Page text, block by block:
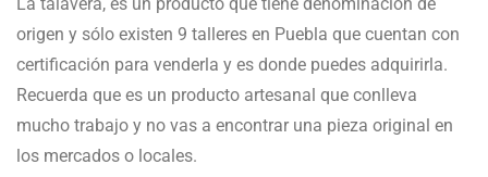
La talavera, es un producto que tiene denominación de
origen y sólo existen 9 talleres en Puebla que cuentan con
certificación para venderla y es donde puedes adquirirla.
Recuerda que es un producto artesanal que conlleva
mucho trabajo y no vas a encontrar una pieza original en
los mercados o locales.